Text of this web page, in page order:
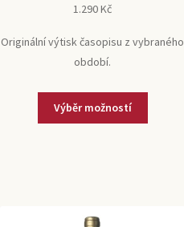
1.290Kč
Originální výtisk časopisu z vybraného
období.